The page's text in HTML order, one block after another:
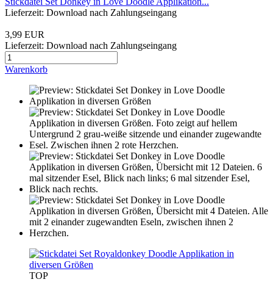
Lieferzeit: Download nach Zahlungseingang
3,99 EUR
Lieferzeit: Download nach Zahlungseingang
Warenkorb
TOP